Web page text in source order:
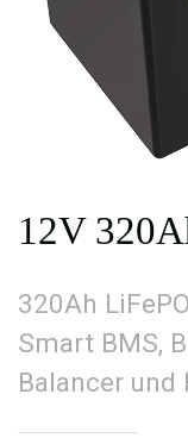
12V
320Ah
Smart BMS,
Balancer und